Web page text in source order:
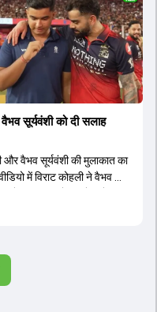
सूर्यवंशी को दी सलाह
वैभव सूर्यवंशी की मुलाकात का
में विराट कोहली ने वैभव को
गेम खत्म।' कोहली ने उन्हें खुद
न देने की सलाह दी। आईपीएल
हो गए हैं और अगली वनडे सीरीज में